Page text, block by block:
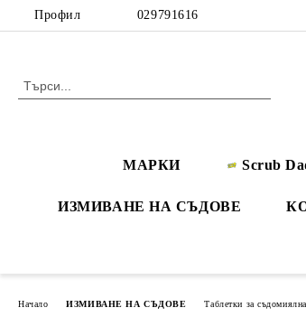
Профил 029791616
МАРКИ Scrub
ИЗМИВАНЕ НА СЪДОВЕ
Начало ИЗМИВАНЕ НА СЪДОВЕ Таблетки за съдомиялна